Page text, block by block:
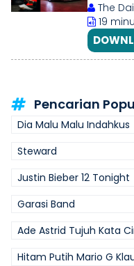
The
19
Pencarian
Dia Malu Malu Indahkus
Steward
Justin Bieber 12 Tonight
Garasi Band
Ade Astrid Tujuh Kata
Hitam Putih Mario G